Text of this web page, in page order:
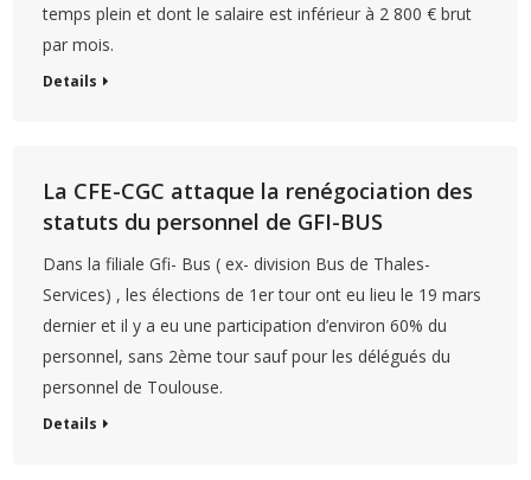
temps plein et dont le salaire est inférieur à 2 800 € brut
par mois.
Details
La CFE-CGC attaque la renégociation des
statuts du personnel de GFI-BUS
Dans la filiale Gfi- Bus ( ex- division Bus de Thales-
Services) , les élections de 1er tour ont eu lieu le 19 mars
dernier et il y a eu une participation d’environ 60% du
personnel, sans 2ème tour sauf pour les délégués du
personnel de Toulouse.
Details